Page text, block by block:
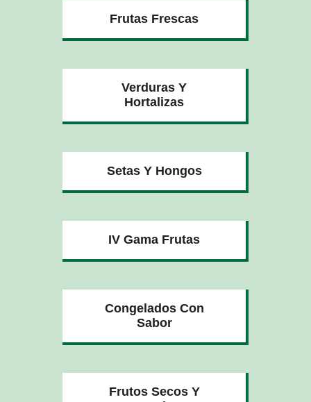
Frutas Frescas
Verduras Y
Hortalizas
Setas Y Hongos
IV Gama Frutas
Congelados Con
Sabor
Frutos Secos Y